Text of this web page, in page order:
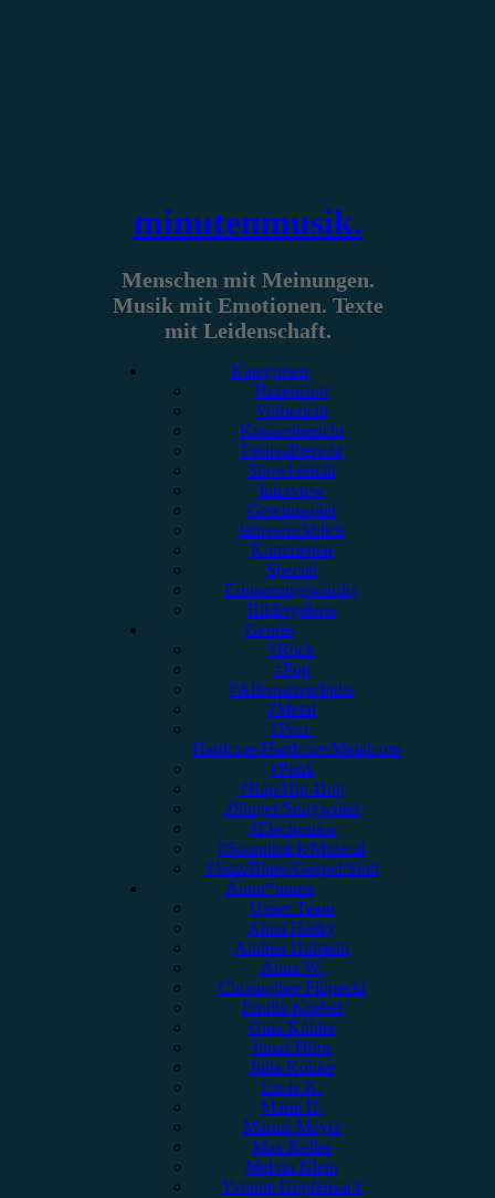
minutenmusik.
Menschen mit Meinungen.
Musik mit Emotionen. Texte
mit Leidenschaft.
Kategorien
Rezension
Vorbericht
Konzertbericht
Festivalbericht
Showbericht
Interview
Gewinnspiel
Jahresrückblick
Kommentar
Special
Erinnerungswürdig
Bildergalerie
Genres
#Rock
#Pop
#Alternative/Indie
#Metal
#Post-
Hardcore/Hardcore/Metalcore
#Punk
#Rap/Hip-Hop
#Singer/Songwriter
#Electronica
#Soundtrack/Musical
#Jazz/Blues/Gospel/Soul
Autor*innen
Unser Team
Alina Hasky
Andrea Holstein
Anna W.
Christopher Filipecki
Emilia Knebel
Gina Köhler
Jonas Horn
Julia Köhler
Lucie K.
Marie H.
Marius Meyer
Max Keller
Melvin Klein
Yvonne Hopfensack